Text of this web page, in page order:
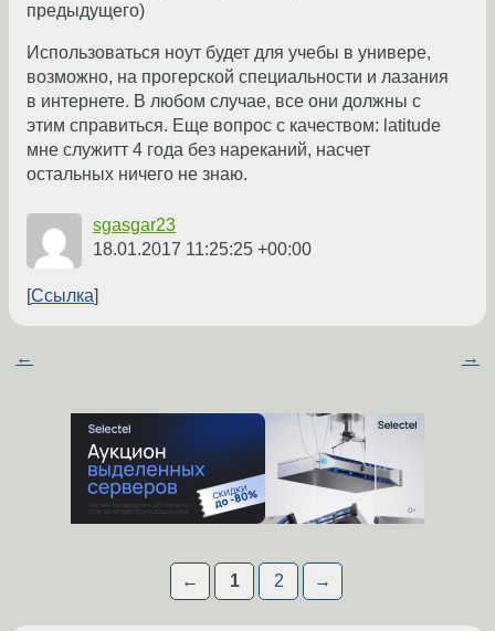
предыдущего)
Использоваться ноут будет для учебы в универе,
возможно, на прогерской специальности и лазания
в интернете. В любом случае, все они должны с
этим справиться. Еще вопрос с качеством: latitude
мне служитт 4 года без нареканий, насчет
остальных ничего не знаю.
sgasgar23
18.01.2017 11:25:25 +00:00
Ссылка
← →
← 1 2 →